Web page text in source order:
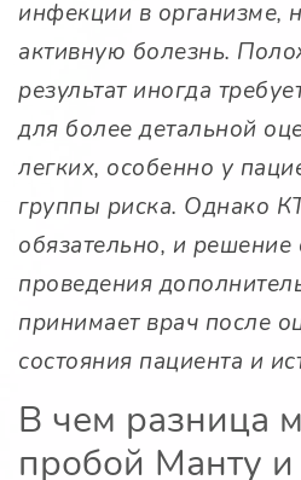
инфекции в организме,
активную болезнь.
результат иногда
для более детальной
легких, особенно у
группы риска. Однако
обязательно, и
проведения
принимает врач после
состояния пациента и
В чем разница
пробой Манту и